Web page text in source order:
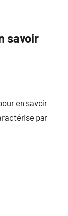
savoir
en savoir
par